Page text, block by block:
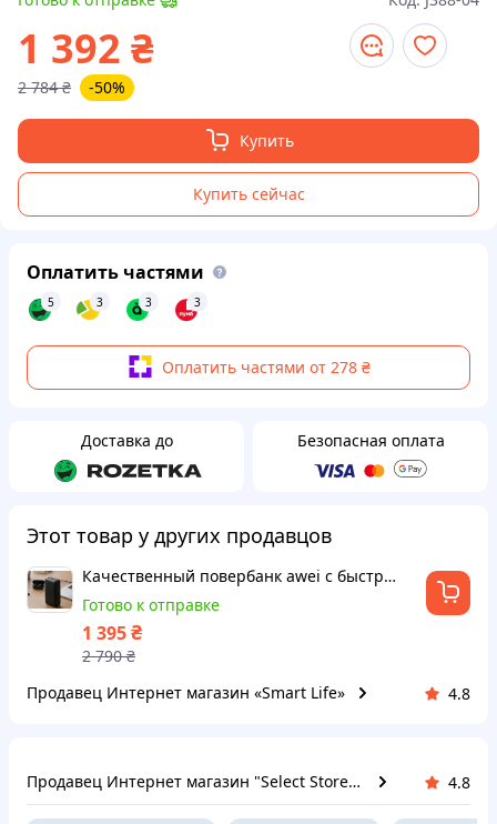
1 392 ₴
2 784 ₴ -50%
Купить
Купить сейчас
Оплатить частями
5 3 3 3
Оплатить частями от 278 ₴
Доставка до Безопасная оплата
Этот товар у других продавцов
Качественный повербанк awei с быстрой зарядкой батареи черного Павербанк на 22.5w Переносной зарядный банк
Готово к отправке
1 395₴
2 790₴
Продавец Интернет магазин «Smart Life»
4.8
Продавец Интернет магазин "Select Store" 🛒 Только качественные товары по лучшим ценам ✅ 4.8